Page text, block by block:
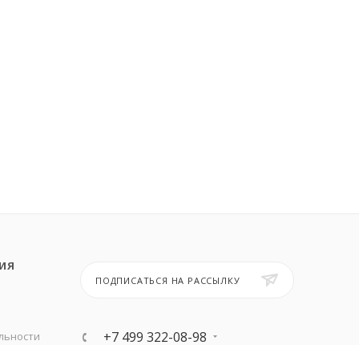
ПОДПИСАТЬСЯ НА РАССЫЛКУ
+7 499 322-08-98